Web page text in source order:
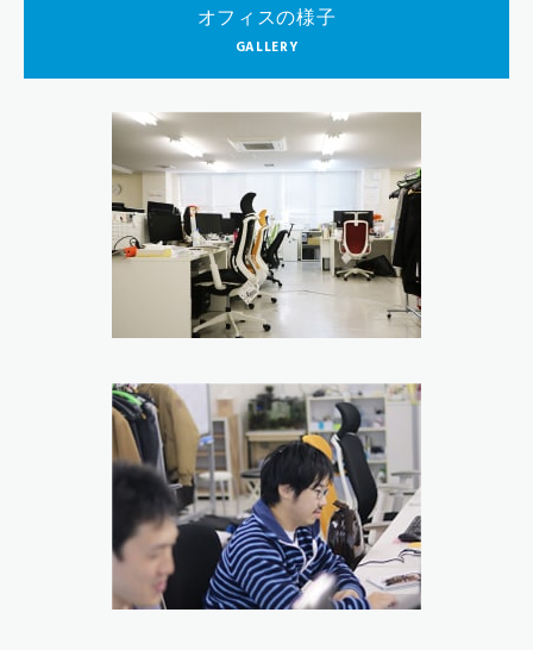
オフィスの様子
GALLERY